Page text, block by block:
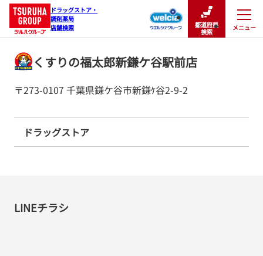
ドラッグストア・
調剤薬局
店舗検索
都道府県
検索
メニュー
閉じる
くすりの福太郎新鎌ケ谷駅前店
〒273-0107 千葉県鎌ケ谷市新鎌ｹ谷2-9-2
ドラッグストア
LINEチラシ